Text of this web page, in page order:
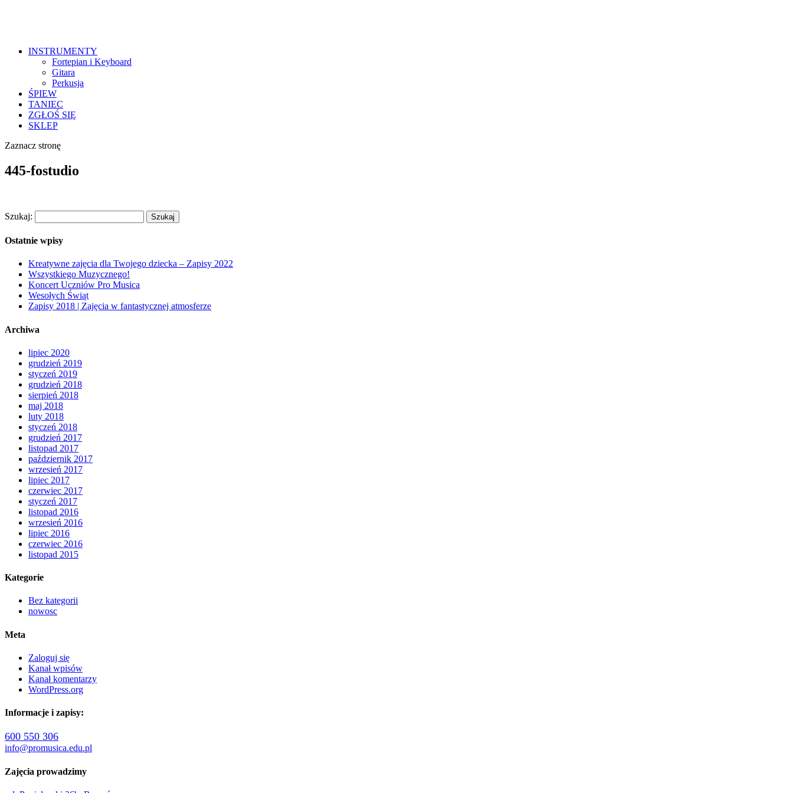
INSTRUMENTY
Fortepian i Keyboard
Gitara
Perkusja
ŚPIEW
TANIEC
ZGŁOŚ SIĘ
SKLEP
Zaznacz stronę
445-fostudio
Szukaj:
Ostatnie wpisy
Kreatywne zajęcia dla Twojego dziecka – Zapisy 2022
Wszystkiego Muzycznego!
Koncert Uczniów Pro Musica
Wesołych Świąt
Zapisy 2018 | Zajęcia w fantastycznej atmosferze
Archiwa
lipiec 2020
grudzień 2019
styczeń 2019
grudzień 2018
sierpień 2018
maj 2018
luty 2018
styczeń 2018
grudzień 2017
listopad 2017
październik 2017
wrzesień 2017
lipiec 2017
czerwiec 2017
styczeń 2017
listopad 2016
wrzesień 2016
lipiec 2016
czerwiec 2016
listopad 2015
Kategorie
Bez kategorii
nowosc
Meta
Zaloguj się
Kanał wpisów
Kanał komentarzy
WordPress.org
Informacje i zapisy:
600 550 306
info@promusica.edu.pl
Zajęcia prowadzimy